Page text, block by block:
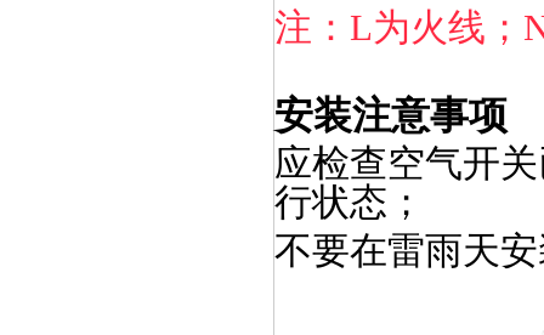
注：L为火线；
安装注意事项
应检查空气开
行状态；
不要在雷雨天